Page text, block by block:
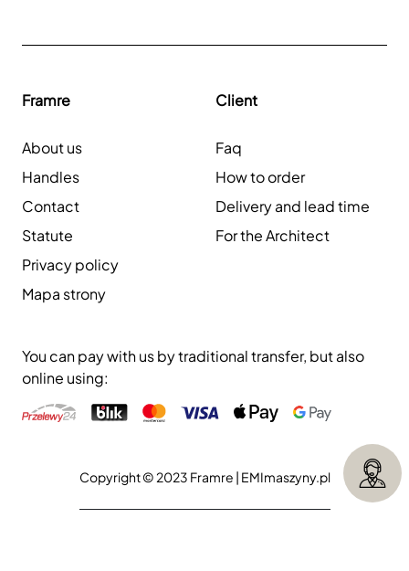
Framre
About us
Handles
Contact
Statute
Privacy policy
Mapa strony
Client
Faq
How to order
Delivery and lead time
For the Architect
You can pay with us by traditional transfer, but also
online using:
Copyright © 2023 Framre | EMImaszyny.pl